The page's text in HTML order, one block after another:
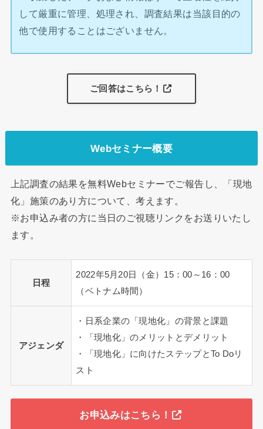
して厳重に管理、処理され、調査結果は当該目的の
他で使用することはございません。
ご回答はこちら！
Webセミナー概要
上記調査の結果を無料Webセミナーでご報告し、「現地
化」施策のあり方について、考えます。
※お申込み者の方に当日のご視聴リンクをお送りいたし
ます。
日程
2022年5月20日（金）15：00～16：00
（ベトナム時間）
アジェンダ
・日系企業の「現地化」の背景と課題
・「現地化」のメリットとデメリット
・「現地化」に向けたステップとTo Doリ
スト
お申込みはこちら！